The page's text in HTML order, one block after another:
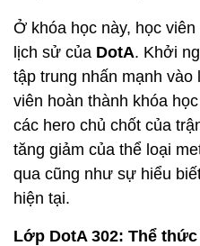
Ở khóa học này, học
lịch sử của DotA. Khởi
tập trung nhấn mạnh
viên hoàn thành khóa
các hero chủ chốt của
tăng giảm của thể loại
qua cũng như sự hiểu
hiện tại.
Lớp DotA 302: Thể